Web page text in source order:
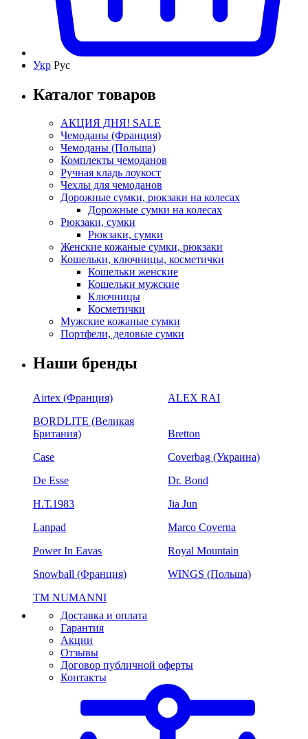
Укр Рус
Каталог товаров
АКЦИЯ ДНЯ! SALE
Чемоданы (Франция)
Чемоданы (Польша)
Комплекты чемоданов
Ручная кладь лоукост
Чехлы для чемоданов
Дорожные сумки, рюкзаки на колесах
Дорожные сумки на колесах
Рюкзаки, сумки
Рюкзаки, сумки
Женские кожаные сумки, рюкзаки
Кошельки, ключницы, косметички
Кошельки женские
Кошельки мужские
Ключницы
Косметички
Мужские кожаные сумки
Портфели, деловые сумки
Наши бренды
Airtex (Франция)
ALEX RAI
BORDLITE (Великая
Британия)
Bretton
Case
Coverbag (Украина)
De Esse
Dr. Bond
H.Т.1983
Jia Jun
Lanpad
Marco Coverna
Power In Eavas
Royal Mountain
Snowball (Франция)
WINGS (Польша)
ТМ NUMANNI
Доставка и оплата
Гарантия
Акции
Отзывы
Договор публичной оферты
Контакты